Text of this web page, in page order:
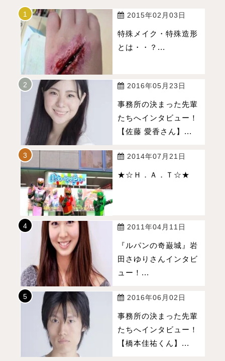
2015年02月03日
特殊メイク・特殊造形
とは・・？...
2016年05月23日
事務所の決まった先輩
たちへインタビュー！
【佐藤 愛香さん】...
2014年07月21日
★☆Ｈ．Ａ．Ｔ☆★
2011年04月11日
『ルパンの奇巌城』岩
田さゆりさんインタビ
ュー！...
2016年06月02日
事務所の決まった先輩
たちへインタビュー！
【橋本佳祐くん】...